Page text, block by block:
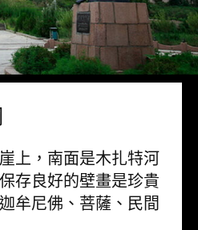
上，南面是木扎特河
存良好的壁畫是珍貴
牟尼佛、菩薩、民間